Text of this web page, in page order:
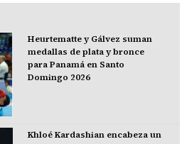
Heurtematte y Gálvez suman
medallas de plata y bronce
para Panamá en Santo
Domingo 2026
Khloé Kardashian encabeza un